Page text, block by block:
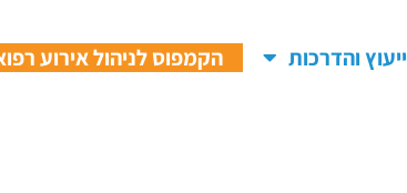
ייעוץ והדרכות הקמפוס לניהול אירוע